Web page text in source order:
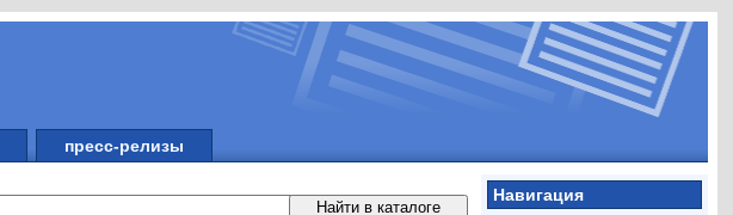
пресс-релизы
Навигация